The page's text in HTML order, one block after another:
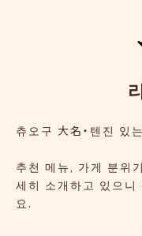
츄오구 大名・텐진 있
추천 메뉴, 가게 분위
세히 소개하고 있으니
요.